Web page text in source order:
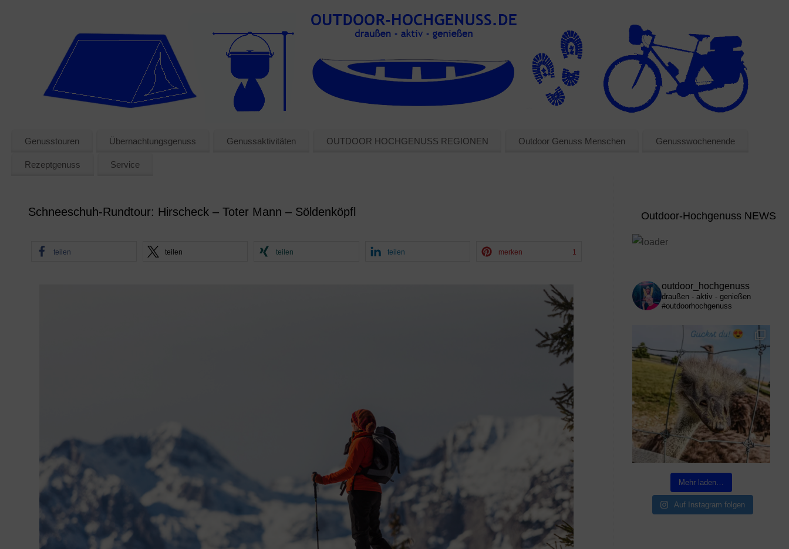
Genusstouren Übernachtungsgenuss Genussaktivitäten OUTDOOR HOCHGENUSS REGIONEN Outdoor Genuss Menschen Genusswochenende
Rezeptgenuss Service
Schneeschuh-Rundtour: Hirscheck – Toter Mann – Söldenköpfl
teilen teilen teilen teilen merken 1
Outdoor-Hochgenuss NEWS
outdoor_hochgenuss
draußen - aktiv - genießen
#outdoorhochgenuss
Mehr laden…
Auf Instagram folgen